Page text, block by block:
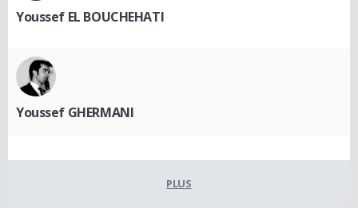
Youssef EL BOUCHEHATI
Youssef GHERMANI
PLUS